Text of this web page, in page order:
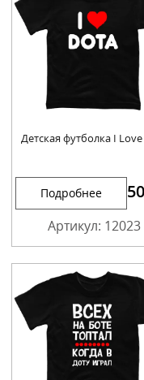
Детская футболка I
Подробнее
Артикул: 12023